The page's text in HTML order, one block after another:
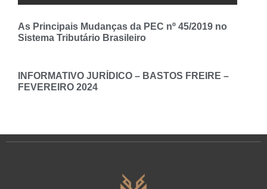
As Principais Mudanças da PEC nº 45/2019 no
Sistema Tributário Brasileiro
INFORMATIVO JURÍDICO – BASTOS FREIRE –
FEVEREIRO 2024